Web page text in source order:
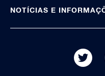
NOTÍCIAS E